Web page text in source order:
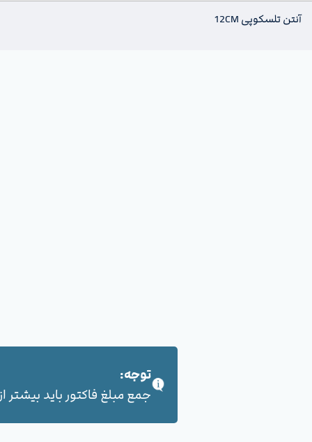
توجه:
جمع مبلغ فاکتور باید بیشتر از 100,000 هزار تومان
آنتن تلسکوپی 12CM